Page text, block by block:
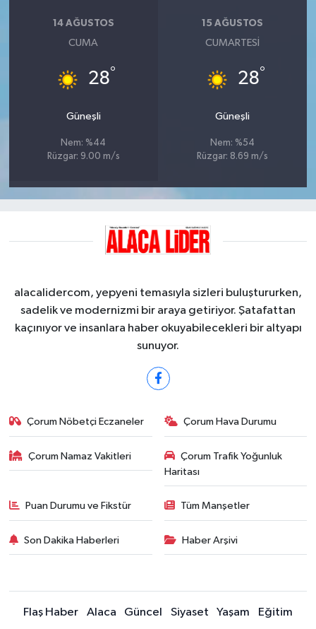
14 AĞUSTOS
CUMA
28°
Güneşli
Nem: %44
Rüzgar: 9.00 m/s
15 AĞUSTOS
CUMARTESI
28°
Güneşli
Nem: %54
Rüzgar: 8.69 m/s
alacalidercom, yepyeni temasıyla sizleri buluştururken,
sadelik ve modernizmi bir araya getiriyor. Şatafattan
kaçınıyor ve insanlara haber okuyabilecekleri bir altyapı
sunuyor.
Çorum Nöbetçi Eczaneler Çorum Hava Durumu
Çorum Namaz Vakitleri
Çorum Trafik Yoğunluk
Haritası
Puan Durumu ve Fikstür Tüm Manşetler
Son Dakika Haberleri Haber Arşivi
Flaş Haber Alaca Güncel Siyaset Yaşam Eğitim